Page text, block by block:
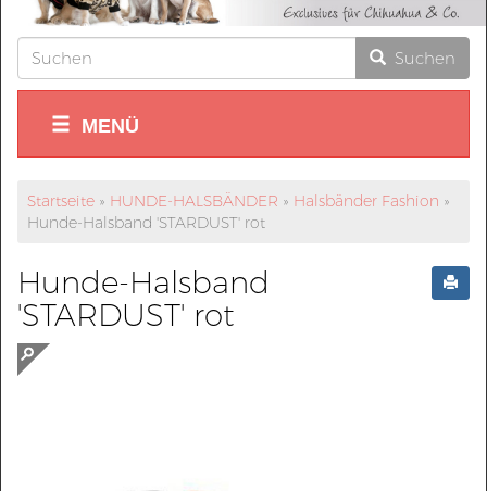
Suchen
MENÜ
Startseite » HUNDE-HALSBÄNDER » Halsbänder Fashion »
Hunde-Halsband 'STARDUST' rot
Hunde-Halsband
'STARDUST' rot